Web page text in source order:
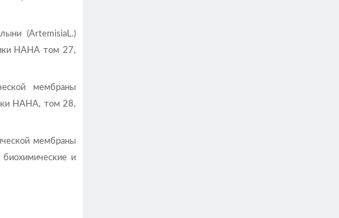
(ArtemisiaL.)
НАНА том 27,
мембраны
НАНА, том 28,
мембраны
биохимические и